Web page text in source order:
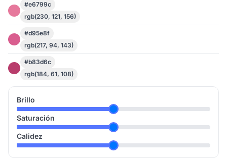
#e6799c
rgb(230, 121, 156)
#d95e8f
rgb(217, 94, 143)
#b83d6c
rgb(184, 61, 108)
Brillo
Saturación
Calidez